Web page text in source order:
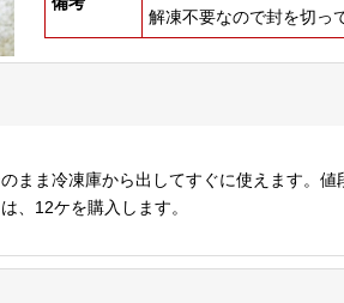
解凍不要なので封を切っ
まま冷凍庫から出してすぐに使えます。
、12ケを購入します。